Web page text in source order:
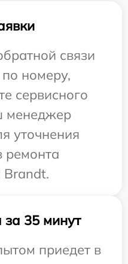
связи
номеру,
сервисного
менеджер
уточнения
ремонта
Brandt.
35 минут
приедет в